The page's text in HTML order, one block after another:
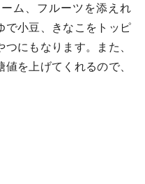
ム、フルーツを添えれ
で小豆、きなこをトッピ
にもなります。また、
を上げてくれるので、